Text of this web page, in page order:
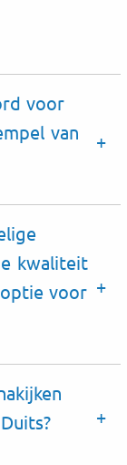
voor
van
kwaliteit
voor